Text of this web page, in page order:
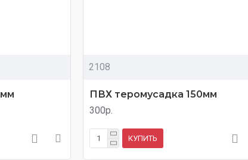
2108
ПВХ теромусадка 150мм
300р.
КУПИТЬ